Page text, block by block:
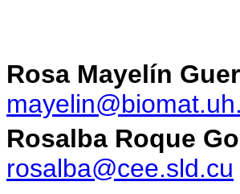
Rosa Mayelín
Rosalba Roque
rosalba@cee.sld.cu